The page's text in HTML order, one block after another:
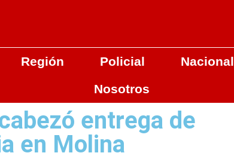
Región Policial Nacional
Nosotros
entrega de
en Molina